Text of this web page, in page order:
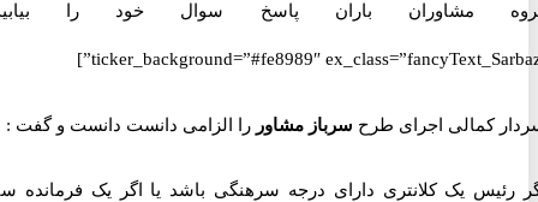
مشاوران باران پاسخ سوال خود را بیابید.”
ticker_background=”#fe8989″
کمالی اجرای طرحسرباز مشاوررا الزامی دانست دانست و گفت :
یک کلانتری دارای درجه سرهنگی باشد یا اگر یک فرمانده سپاه